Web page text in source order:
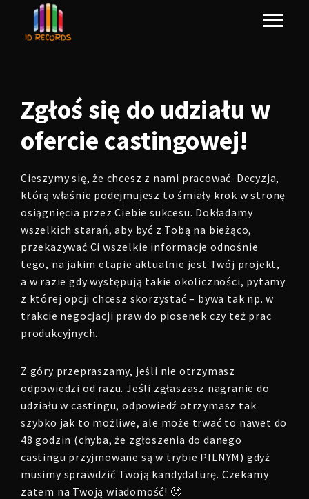
Zgłoś się do udziału w
ofercie castingowej!
Cieszymy się, że chcesz z nami pracować. Decyzja,
którą właśnie podejmujesz to śmiały krok w stronę
osiągnięcia przez Ciebie sukcesu. Dokładamy
wszelkich starań, aby być z Tobą na bieżąco,
przekazywać Ci wszelkie informacje odnośnie
tego, na jakim etapie aktualnie jest Twój projekt,
a w razie gdy występują takie okoliczności, pytamy
z której opcji chcesz skorzystać – bywa tak np. w
trakcie negocjacji praw do piosenek czy też prac
produkcyjnych.
Z góry przepraszamy, jeśli nie otrzymasz
odpowiedzi od razu. Jeśli zgłaszasz nagranie do
udziału w castingu, odpowiedź otrzymasz tak
szybko jak to możliwe, ale może trwać to nawet do
48 godzin (chyba, że zgłoszenia do danego
castingu przyjmowane są w trybie PILNYM) gdyż
musimy sprawdzić Twoją kandydaturę. Czekamy
zatem na Twoją wiadomość! 🙂